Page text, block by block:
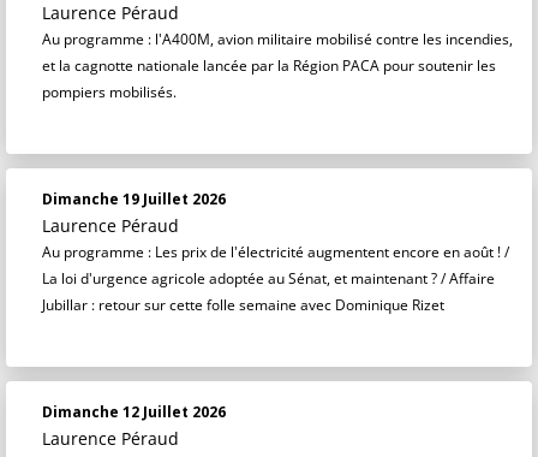
Laurence Péraud
Au programme : l'A400M, avion militaire mobilisé contre les incendies,
et la cagnotte nationale lancée par la Région PACA pour soutenir les
pompiers mobilisés.
Dimanche 19 Juillet 2026
Laurence Péraud
Au programme : Les prix de l'électricité augmentent encore en août ! /
La loi d'urgence agricole adoptée au Sénat, et maintenant ? / Affaire
Jubillar : retour sur cette folle semaine avec Dominique Rizet
Dimanche 12 Juillet 2026
Laurence Péraud